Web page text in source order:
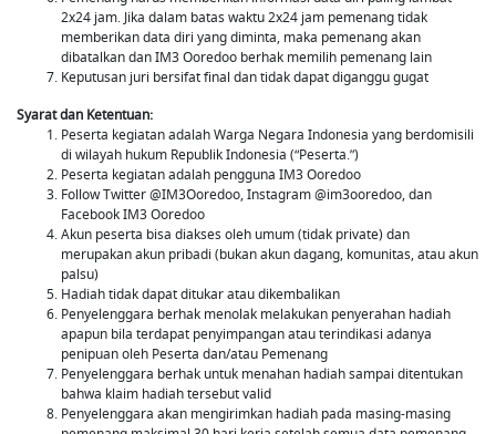
2x24 jam. Jika dalam batas waktu 2x24 jam pemenang tidak
memberikan data diri yang diminta, maka pemenang akan
dibatalkan dan IM3 Ooredoo berhak memilih pemenang lain
Keputusan juri bersifat final dan tidak dapat diganggu gugat
Syarat dan Ketentuan:
Peserta kegiatan adalah Warga Negara Indonesia yang berdomisili
di wilayah hukum Republik Indonesia (“Peserta.”)
Peserta kegiatan adalah pengguna IM3 Ooredoo
Follow Twitter @IM3Ooredoo, Instagram @im3ooredoo, dan
Facebook IM3 Ooredoo
Akun peserta bisa diakses oleh umum (tidak private) dan
merupakan akun pribadi (bukan akun dagang, komunitas, atau akun
palsu)
Hadiah tidak dapat ditukar atau dikembalikan
Penyelenggara berhak menolak melakukan penyerahan hadiah
apapun bila terdapat penyimpangan atau terindikasi adanya
penipuan oleh Peserta dan/atau Pemenang
Penyelenggara berhak untuk menahan hadiah sampai ditentukan
bahwa klaim hadiah tersebut valid
Penyelenggara akan mengirimkan hadiah pada masing-masing